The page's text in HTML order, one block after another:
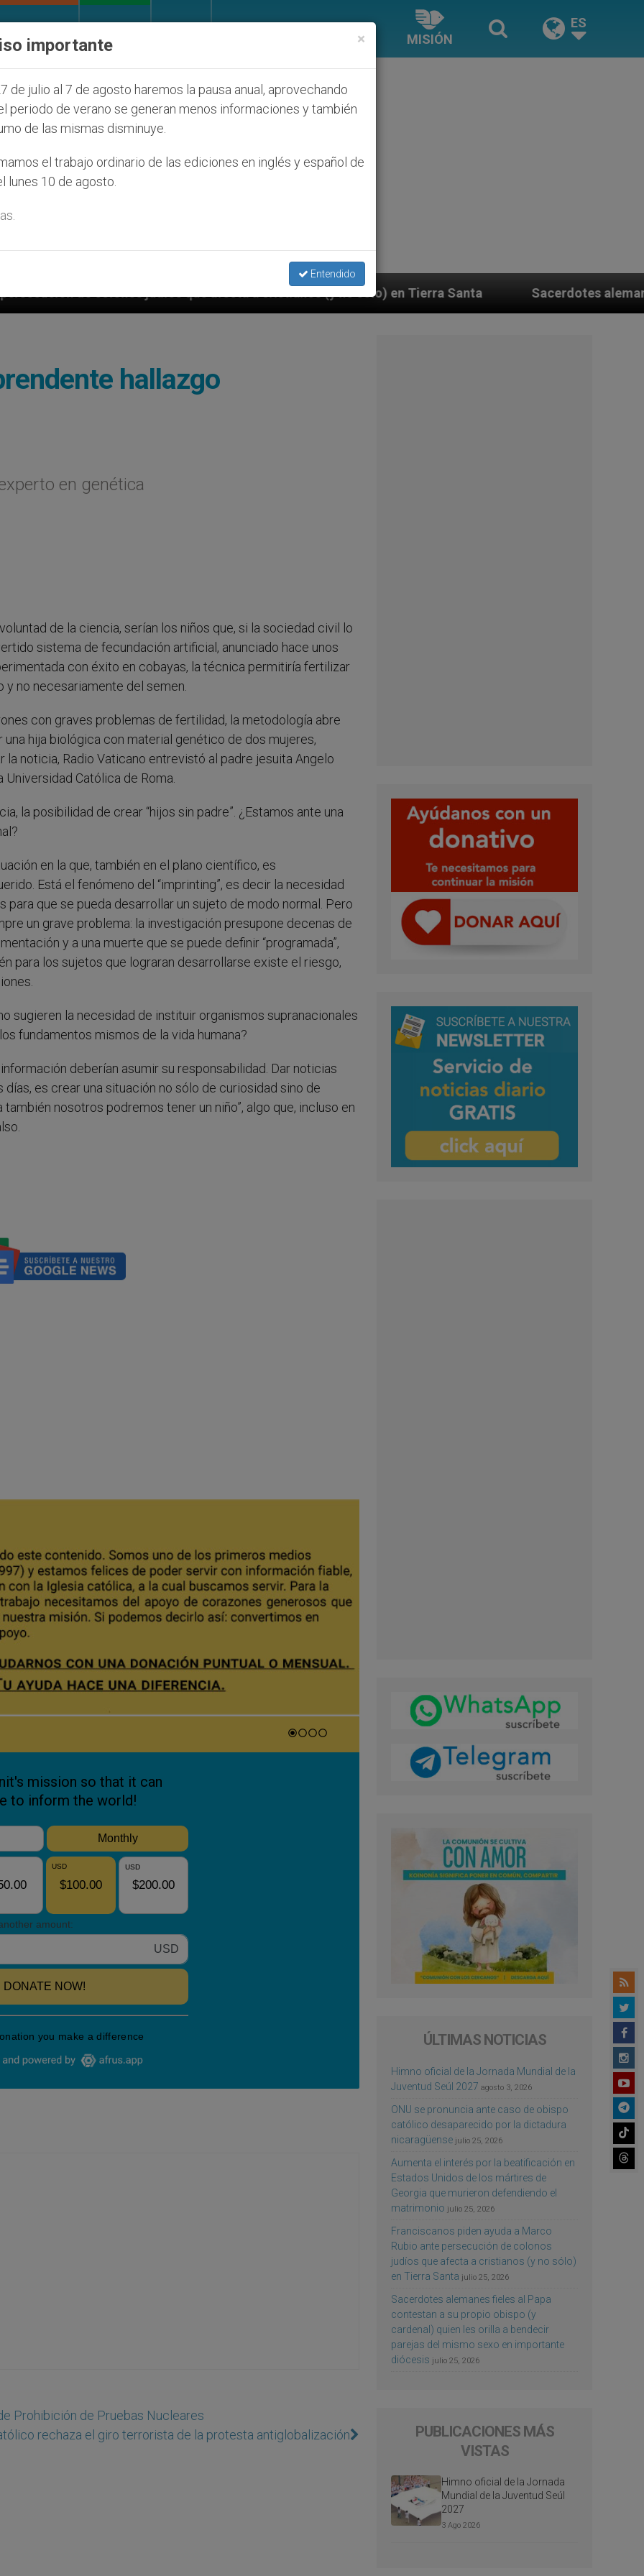
MISIÓN
ES
judíos que afecta a cristianos (y no sólo) en Tierra Santa Sacerdotes alemanes fieles al Papa
hallazgo
en genética
de la ciencia, serían los niños que, si la sociedad civil lo
sistema de fecundación artificial, anunciado hace unos
con éxito en cobayas, la técnica permitiría fertilizar
no necesariamente del semen.
con graves problemas de fertilidad, la metodología abre
hija biológica con material genético de dos mujeres,
noticia, Radio Vaticano entrevistó al padre jesuita Angelo
Católica de Roma.
la posibilidad de crear “hijos sin padre”. ¿Estamos ante una
en la que, también en el plano científico, es
Está el fenómeno del “imprinting”, es decir la necesidad
que se pueda desarrollar un sujeto de modo normal. Pero
un grave problema: la investigación presupone decenas de
y a una muerte que se puede definir “programada”,
para los sujetos que lograran desarrollarse existe el riesgo,
sugieren la necesidad de instituir organismos supranacionales
fundamentos mismos de la vida humana?
deberían asumir su responsabilidad. Dar noticias
es crear una situación no sólo de curiosidad sino de
nosotros podremos tener un niño”, algo que, incluso en
Prohibición de Pruebas Nucleares
rechaza el giro terrorista de la protesta antiglobalización
ÚLTIMAS NOTICIAS
Himno oficial de la Jornada Mundial de la
Juventud Seúl 2027 agosto 3, 2026
ONU se pronuncia ante caso de obispo
católico desaparecido por la dictadura
nicaragüense julio 25, 2026
Aumenta el interés por la beatificación en
Estados Unidos de los mártires de
Georgia que murieron defendiendo el
matrimonio julio 25, 2026
Franciscanos piden ayuda a Marco
Rubio ante persecución de colonos
judíos que afecta a cristianos (y no sólo)
en Tierra Santa julio 25, 2026
Sacerdotes alemanes fieles al Papa
contestan a su propio obispo (y
cardenal) quien les orilla a bendecir
parejas del mismo sexo en importante
diócesis julio 25, 2026
PUBLICACIONES MÁS
VISTAS
Himno oficial de la Jornada
Mundial de la Juventud Seúl
2027
3 Ago 2026
×
importante
de julio al 7 de agosto haremos la pausa anual, aprovechando
periodo de verano se generan menos informaciones y también
de las mismas disminuye.
el trabajo ordinario de las ediciones en inglés y español de
lunes 10 de agosto.
Entendido